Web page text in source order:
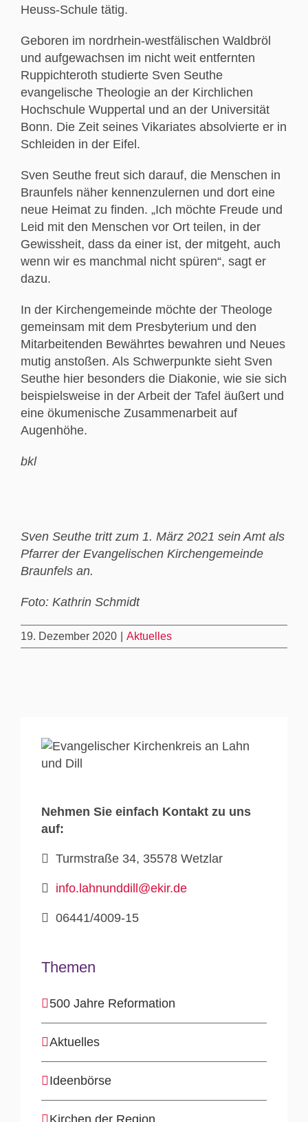
Heuss-Schule tätig.
Geboren im nordrhein-westfälischen Waldbröl
und aufgewachsen im nicht weit entfernten
Ruppichteroth studierte Sven Seuthe
evangelische Theologie an der Kirchlichen
Hochschule Wuppertal und an der Universität
Bonn. Die Zeit seines Vikariates absolvierte er in
Schleiden in der Eifel.
Sven Seuthe freut sich darauf, die Menschen in
Braunfels näher kennenzulernen und dort eine
neue Heimat zu finden. „Ich möchte Freude und
Leid mit den Menschen vor Ort teilen, in der
Gewissheit, dass da einer ist, der mitgeht, auch
wenn wir es manchmal nicht spüren“, sagt er
dazu.
In der Kirchengemeinde möchte der Theologe
gemeinsam mit dem Presbyterium und den
Mitarbeitenden Bewährtes bewahren und Neues
mutig anstoßen. Als Schwerpunkte sieht Sven
Seuthe hier besonders die Diakonie, wie sie sich
beispielsweise in der Arbeit der Tafel äußert und
eine ökumenische Zusammenarbeit auf
Augenhöhe.
bkl
Sven Seuthe tritt zum 1. März 2021 sein Amt als
Pfarrer der Evangelischen Kirchengemeinde
Braunfels an.
Foto: Kathrin Schmidt
19. Dezember 2020 Aktuelles
Nehmen Sie einfach Kontakt zu uns
auf:
Turmstraße 34, 35578 Wetzlar
info.lahnunddill@ekir.de
06441/4009-15
Themen
500 Jahre Reformation
Aktuelles
Ideenbörse